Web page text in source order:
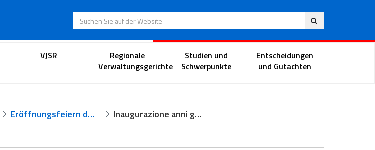
Deu
Suchen Sie auf der Website
Anwaltsportal Richterportal
VJSR
Regionale
Verwaltungsgerichte
Studien und
Schwerpunkte
Entscheidungen
und Gutachten
Eröffnungsfeiern der Gerichtsjahre Inaugurazione anni giudiziari TAR Liguria - Genova